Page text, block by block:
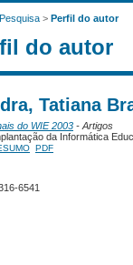
Pesquisa > Perfil do autor
do autor
Tatiana
do WIE 2003 - Artigos
da Informática
PDF
6541